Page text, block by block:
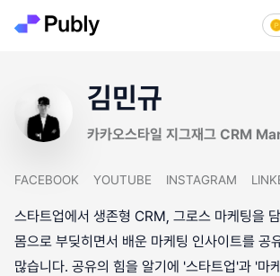
김민규
카카오스타일 지그재그 CRM
FACEBOOK YOUTUBE INSTAGRAM
스타트업에서 생존형 CRM, 그로스 마케팅을
몸으로 부딪히면서 배운 마케팅 인사이트를 공
많습니다. 공유의 힘을 알기에 '스타트업'과 '마